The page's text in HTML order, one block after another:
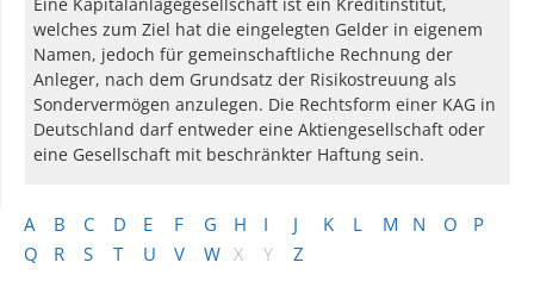
A B C D E F G H I J K L M N O
P
Q
R S T U V W X Y Z
Eine Kapitalanlagegesellschaft ist ein Kreditinstitut,
welches zum Ziel hat die eingelegten Gelder in eigenem
Namen, jedoch für gemeinschaftliche Rechnung der
Anleger, nach dem Grundsatz der Risikostreuung als
Sondervermögen anzulegen. Die Rechtsform einer KAG in
Deutschland darf entweder eine Aktiengesellschaft oder
eine Gesellschaft mit beschränkter Haftung sein.